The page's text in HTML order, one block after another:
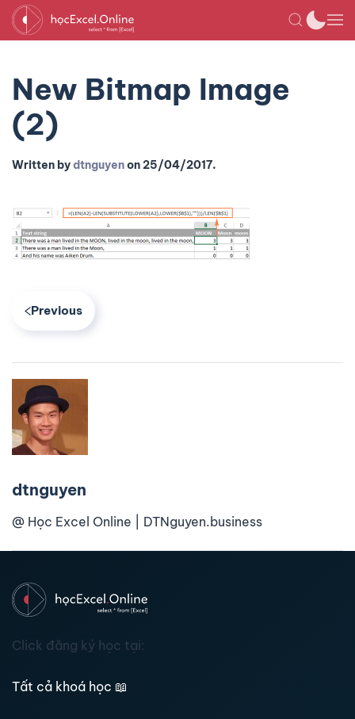
New Bitmap Image
(2)
Written bydtnguyenon25/04/2017.
Previous
dtnguyen
@ Học Excel Online | DTNguyen.business
Click đăng ký học tại:
Tất cả khoá học 📖